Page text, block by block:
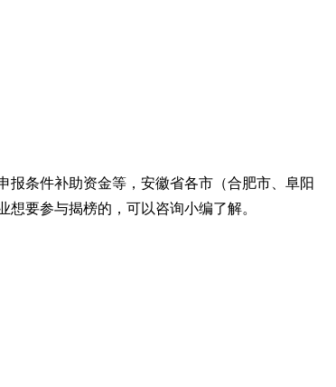
报条件补助资金等， 安徽省各市（合肥市、阜阳
要参与揭榜的，可以咨询小编了解。